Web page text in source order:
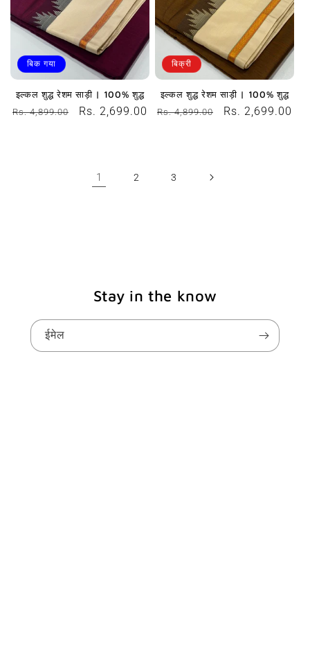
बिक गया
इल्कल शुद्ध रेशम साड़ी | 100% शुद्ध
नियमित
Rs. 4,899.00
विक्रय
Rs. 2,699.00
बिक्री
इल्कल शुद्ध रेशम साड़ी | 100% शुद्ध
नियमित
Rs. 4,899.00
विक्रय
Rs. 2,699.00
1 2 3
Stay in the know
ईमेल